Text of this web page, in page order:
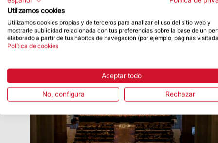
Utilizamos cookies
Utilizamos cookies propias y de terceros para analizar el uso del sitio web y
mostrarle publicidad relacionada con tus preferencias sobre la base de un
elaborado a partir de tus hábitos de navegación (por ejemplo, páginas
Política de cookies
Aceptar todo
No, configura Rechazar